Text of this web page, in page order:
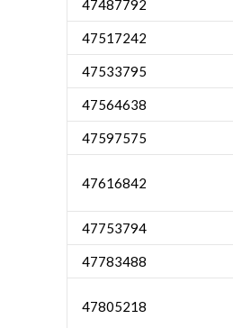
47487792
47517242
47533795
47564638
47597575
47616842
47753794
47783488
47805218